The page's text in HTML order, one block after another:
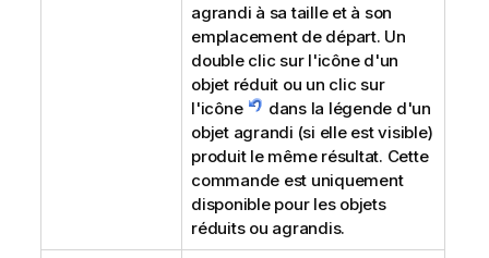
agrandi à sa taille et à son
emplacement de départ. Un
double clic sur l'icône d'un
objet réduit ou un clic sur
l'icône
dans la légende d'un
objet agrandi (si elle est visible)
produit le même résultat. Cette
commande est uniquement
disponible pour les objets
réduits ou agrandis.